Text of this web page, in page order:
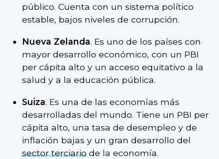
público. Cuenta con un sistema político
estable, bajos niveles de corrupción.
Nueva Zelanda. Es uno de los países con
mayor desarrollo económico, con un PBI
per cápita alto y un acceso equitativo a la
salud y a la educación pública.
Suiza. Es una de las economías más
desarrolladas del mundo. Tiene un PBI per
cápita alto, una tasa de desempleo y de
inflación bajas y un gran desarrollo del
sector terciariode la economía.